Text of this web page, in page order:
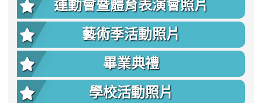
運動會暨體育表演會照片
藝術季活動照片
畢業典禮
學校活動照片